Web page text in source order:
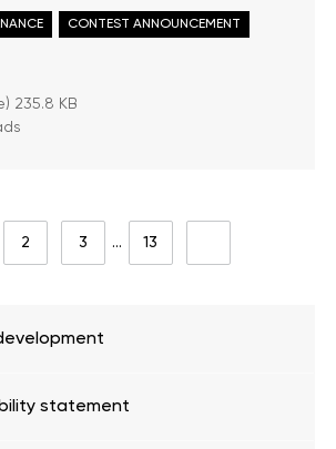
monitorizare și
235.8 KB
CONTEST ANNOUNCEMENT
2 3 … 13
statement